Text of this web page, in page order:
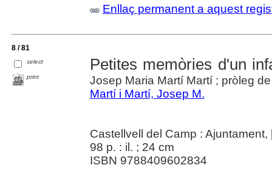
Enllaç permanent a aquest
8 / 81
select
print
Petites memòries d'un
Josep Maria Martí Martí ; pròleg
Martí i Martí, Josep M.
Castellvell del Camp : Ajuntament,
98 p. : il. ; 24 cm
ISBN 9788409602834